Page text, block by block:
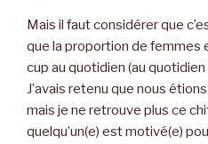
Mais il faut considérer que
que la proportion de femmes
cup au quotidien (au quotidien
J’avais retenu que nous
mais je ne retrouve plus ce
quelqu’un(e) est motivé(e)